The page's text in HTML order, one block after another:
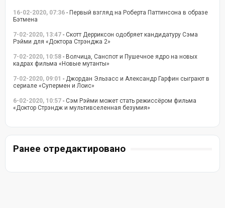
16-02-2020, 07:36 - Первый взгляд на Роберта Паттинсона в образе
Бэтмена
7-02-2020, 13:47 - Скотт Дерриксон одобряет кандидатуру Сэма
Рэйми для «Доктора Стрэнджа 2»
7-02-2020, 10:58 - Волчица, Санспот и Пушечное ядро на новых
кадрах фильма «Новые мутанты»
7-02-2020, 09:01 - Джордан Эльзасс и Александр Гарфин сыграют в
сериале «Супермен и Лоис»
6-02-2020, 10:57 - Сэм Рэйми может стать режиссёром фильма
«Доктор Стрэндж и мультивселенная безумия»
Ранее отредактировано